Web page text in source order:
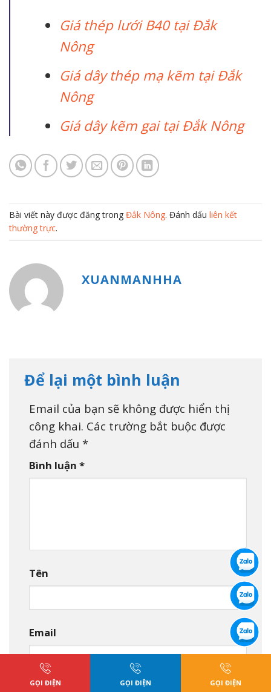
Giá thép lưới B40 tại Đắk
Nông
Giá dây thép mạ kẽm tại Đắk
Nông
Giá dây kẽm gai tại Đắk Nông
Bài viết này được đăng trong Đắk Nông. Đánh dấu liên kết
thường trực.
XUANMANHHA
Để lại một bình luận
Email của bạn sẽ không được hiển thị
công khai. Các trường bắt buộc được
đánh dấu *
Bình luận *
Tên
Email
GỌI ĐIỆN GỌI ĐIỆN GỌI ĐIỆN